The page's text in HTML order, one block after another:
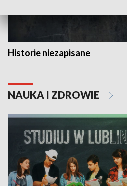
Historie niezapisane
NAUKA I ZDROWIE